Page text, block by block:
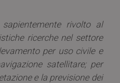
rivolto al
ricerche nel settore
per uso civile e
satellitare; per
e la previsione dei